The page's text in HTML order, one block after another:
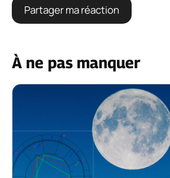
À ne pas manquer